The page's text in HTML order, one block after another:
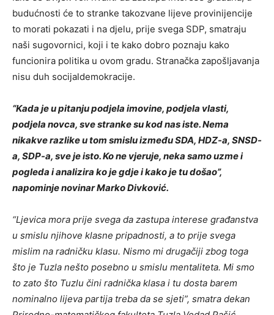
budućnosti će to stranke takozvane lijeve provinijencije
to morati pokazati i na djelu, prije svega SDP, smatraju
naši sugovornici, koji i te kako dobro poznaju kako
funcionira politika u ovom gradu. Stranačka zapošljavanja
nisu duh socijaldemokracije.
“Kada je u pitanju podjela imovine, podjela vlasti,
podjela novca, sve stranke su kod nas iste. Nema
nikakve razlike u tom smislu između SDA, HDZ-a, SNSD-
a, SDP-a, sve je isto. Ko ne vjeruje, neka samo uzme i
pogleda i analizira ko je gdje i kako je tu došao”,
napominje novinar Marko Divković.
“Ljevica mora prije svega da zastupa interese građanstva
u smislu njihove klasne pripadnosti, a to prije svega
mislim na radničku klasu. Nismo mi drugačiji zbog toga
što je Tuzla nešto posebno u smislu mentaliteta. Mi smo
to zato što Tuzlu čini radnička klasa i tu dosta barem
nominalno lijeva partija treba da se sjeti”, smatra dekan